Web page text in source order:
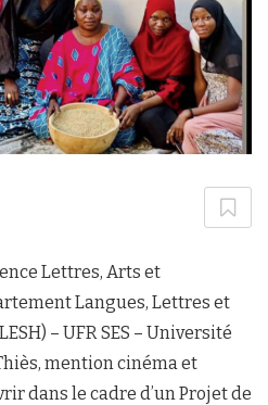
Lettres, Arts et
Langues, Lettres et
– UFR SES – Université
mention cinéma et
dans le cadre d’un Projet de